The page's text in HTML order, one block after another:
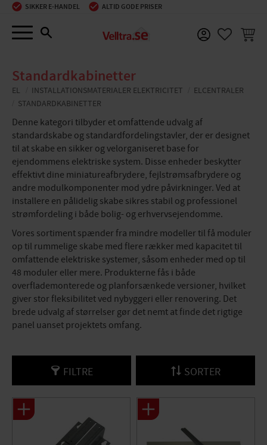
Menu
SIKKER E-HANDEL ALTID GODE PRISER
Standardkabinetter
EL INSTALLATIONSMATERIALER ELEKTRICITET
ELCENTRALER
STANDARDKABINETTER
Denne kategori tilbyder et omfattende udvalg af
standardskabe og standardfordelingstavler, der er designet
til at skabe en sikker og velorganiseret base for
ejendommens elektriske system. Disse enheder beskytter
effektivt dine miniatureafbrydere, fejlstrømsafbrydere og
andre modulkomponenter mod ydre påvirkninger. Ved at
installere en pålidelig skabe sikres stabil og professionel
strømfordeling i både bolig- og erhvervsejendomme.
Vores sortiment spænder fra mindre modeller til få moduler
op til rummelige skabe med flere rækker med kapacitet til
omfattende elektriske systemer, såsom enheder med op til
48 moduler eller mere. Produkterne fås i både
overflademonterede og planforsænkede versioner, hvilket
giver stor fleksibilitet ved nybyggeri eller renovering. Det
brede udvalg af størrelser gør det nemt at finde det rigtige
panel uanset projektets omfang.
FILTRE SORTER